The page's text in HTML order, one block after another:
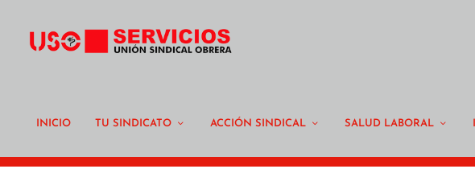
INICIO TU SINDICATO ACCIÓN SINDICAL SALUD LABORAL